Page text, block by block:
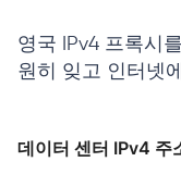
영국 IPv4 프록시
원히 잊고 인터넷
데이터 센터 IPv4 주